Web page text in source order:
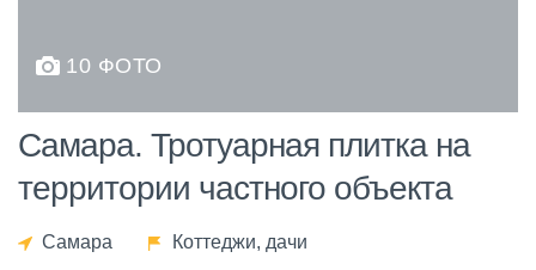
10 ФОТО
Самара. Тротуарная плитка на
территории частного объекта
Самара Коттеджи, дачи